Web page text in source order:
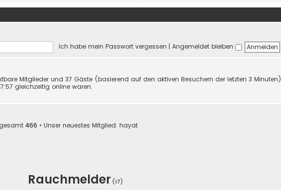
Ich habe mein Passwort vergessen | Angemeldet bleiben
Mitglieder und 37 Gäste (basierend auf den aktiven Besuchern der letzten 3 Minuten)
gleichzeitig online waren.
466 • Unser neuestes Mitglied: hayat
Rauchmelder (17)